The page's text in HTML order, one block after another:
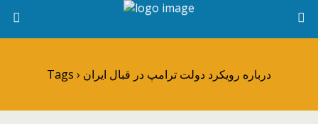
Tags › درباره رویکرد دولت ترامپ در قبال ایران